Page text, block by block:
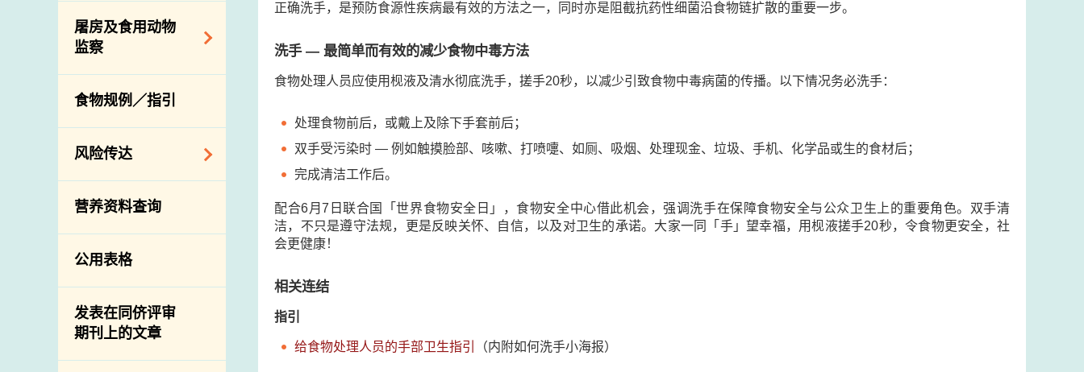
资料
食物安全之风险评
估
食物事故应变及管
理
食物消费量调查
总膳食研究
有机食物
高风险食物
抗菌素耐药性
络内地有关当局
进口食物管制
口检验
出口验证
出口食物往内地
出口商及业界的消
息
屠房及食用动物
监察
规管农业化学物及
兽医药物在食用动
物上的使用
屠房及疾病监测
宰前检验
宰后检验
结果
屠房及肉类检验
食物规例／指引
风险传达
主题项目
项目及活动
资讯平台
下载
公开比赛
营养资料查询
公用表格
发表在同侪评审
期刊上的文章
正确洗手，是预防食源性疾病最有效的方法之一，同时亦是阻截抗药性细菌沿食物链扩散的重要一步。
洗手 — 最简单而有效的减少食物中毒方法
食物处理人员应使用枧液及清水彻底洗手，搓手20秒，以减少引致食物中毒病菌的传播。以下情况务必洗手：
处理食物前后，或戴上及除下手套前后；
双手受污染时 — 例如触摸脸部、咳嗽、打喷嚏、如厕、吸烟、处理现金、垃圾、手机、化学品或生的食材后；
完成清洁工作后。
配合6月7日联合国「世界食物安全日」，食物安全中心借此机会，强调洗手在保障食物安全与公众卫生上的重要角色。双手清
洁，不只是遵守法规，更是反映关怀、自信，以及对卫生的承诺。大家一同「手」望幸福，用枧液搓手20秒，令食物更安全，社
会更健康！
相关连结
指引
给食物处理人员的手部卫生指引 （内附如何洗手小海报）